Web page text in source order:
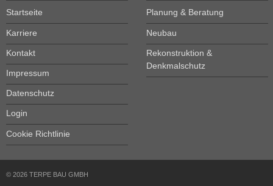
Startseite
Karriere
Kontakt
Impressum
Datenschutz
Login
Cookie Richtlinie
Planung & Beratung
Neubau
Rekonstruktion &
Denkmalschutz
© 2026 TERPE BAU GMBH